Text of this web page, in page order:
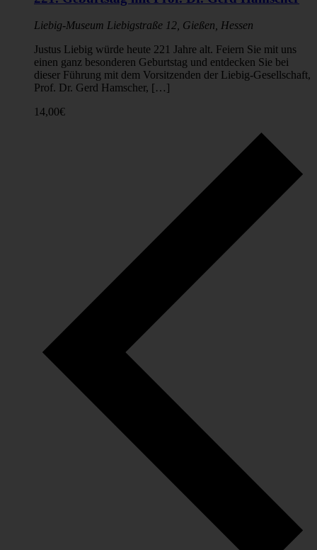
Liebig-Museum Liebigstraße 12, Gießen, Hessen
Justus Liebig würde heute 221 Jahre alt. Feiern Sie mit uns
einen ganz besonderen Geburtstag und entdecken Sie bei
dieser Führung mit dem Vorsitzenden der Liebig-Gesellschaft,
Prof. Dr. Gerd Hamscher, […]
14,00€